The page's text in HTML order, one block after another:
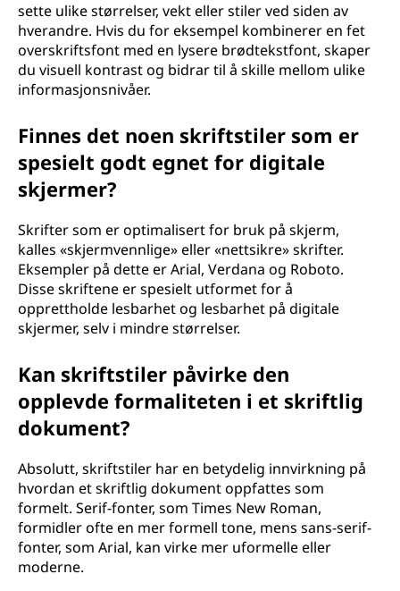
sette ulike størrelser, vekt eller stiler ved siden av
hverandre. Hvis du for eksempel kombinerer en fet
overskriftsfont med en lysere brødtekstfont, skaper
du visuell kontrast og bidrar til å skille mellom ulike
informasjonsnivåer.
Finnes det noen skriftstiler som er
spesielt godt egnet for digitale
skjermer?
Skrifter som er optimalisert for bruk på skjerm,
kalles «skjermvennlige» eller «nettsikre» skrifter.
Eksempler på dette er Arial, Verdana og Roboto.
Disse skriftene er spesielt utformet for å
opprettholde lesbarhet og lesbarhet på digitale
skjermer, selv i mindre størrelser.
Kan skriftstiler påvirke den
opplevde formaliteten i et skriftlig
dokument?
Absolutt, skriftstiler har en betydelig innvirkning på
hvordan et skriftlig dokument oppfattes som
formelt. Serif-fonter, som Times New Roman,
formidler ofte en mer formell tone, mens sans-serif-
fonter, som Arial, kan virke mer uformelle eller
moderne.